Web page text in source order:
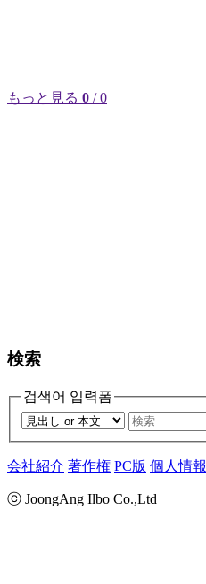
もっと見る 0 / 0
検索
검색어 입력폼
会社紹介 著作権 PC版 個人情報
ⓒ JoongAng Ilbo Co.,Ltd